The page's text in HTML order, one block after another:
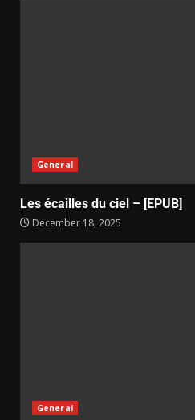
General
Les écailles du ciel – [EPUB]
December 18, 2025
General